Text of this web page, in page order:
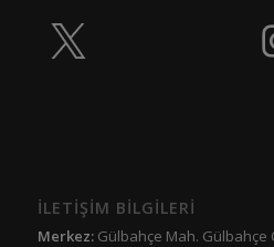
İLETİŞİM BİLGİLERİ
Merkez:Gülbahçe Mah. Gülbahçe